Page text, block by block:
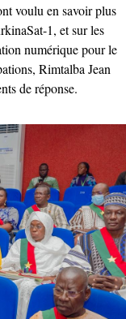
voulu en savoir plus
1, et sur les
numérique pour le
Rimtalba Jean
de réponse.